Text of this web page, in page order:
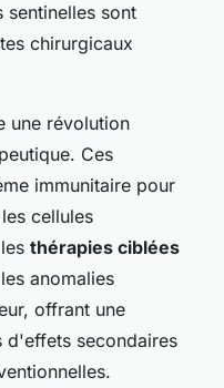
sentinelles sont
chirurgicaux
une révolution
Ces
immunitaire pour
cellules
thérapies ciblées
anomalies
offrant une
d'effets secondaires